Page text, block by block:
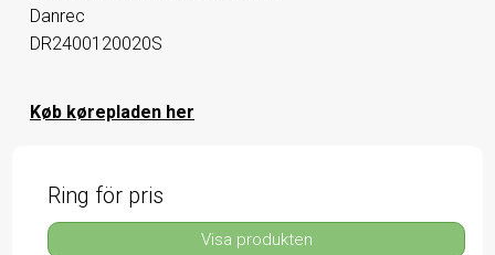
Danrec
DR2400120020S
Køb kørepladen her
Ring för pris
Visa produkten